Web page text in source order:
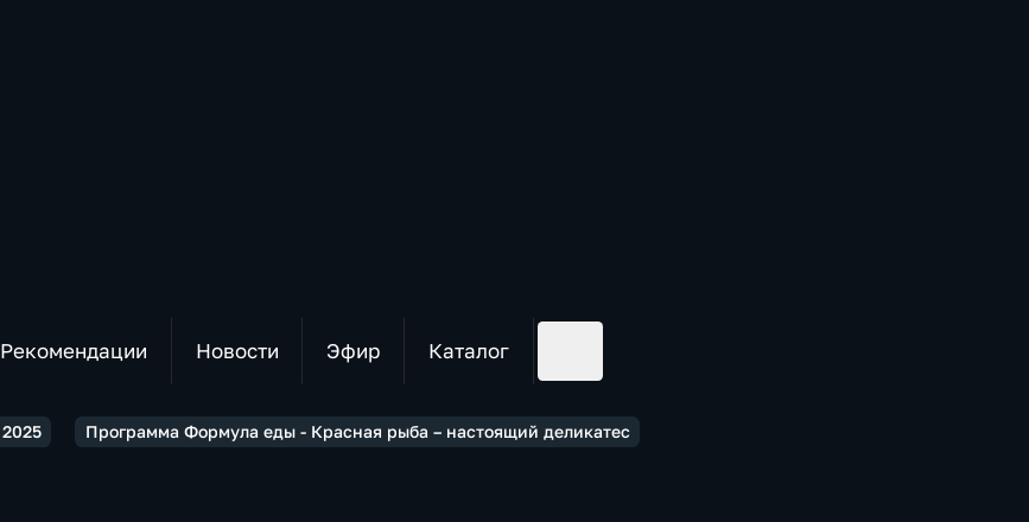
Рекомендации Новости Эфир Каталог
2025 Программа Формула еды - Красная рыба – настоящий деликатес